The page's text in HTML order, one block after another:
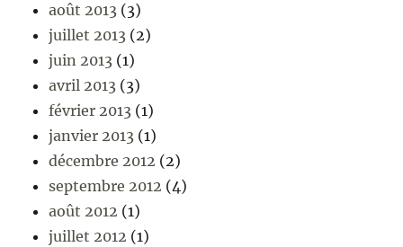
août 2013 (3)
juillet 2013 (2)
juin 2013 (1)
avril 2013 (3)
février 2013 (1)
janvier 2013 (1)
décembre 2012 (2)
septembre 2012 (4)
août 2012 (1)
juillet 2012 (1)